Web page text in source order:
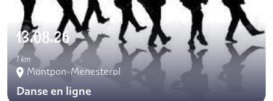
13.08.26
1 km
Montpon-Menesterol
Danse en ligne